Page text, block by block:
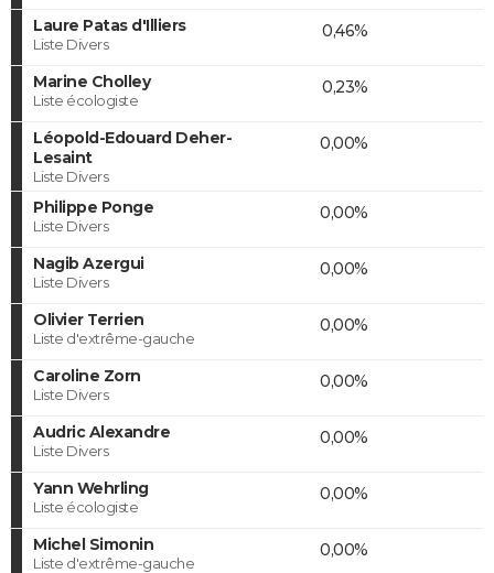
Laure Patas d'Illiers
Liste Divers
0,46%
Marine Cholley
Liste écologiste
0,23%
Léopold-Edouard Deher-
Lesaint
Liste Divers
0,00%
Philippe Ponge
Liste Divers
0,00%
Nagib Azergui
Liste Divers
0,00%
Olivier Terrien
Liste d'extrême-gauche
0,00%
Caroline Zorn
Liste Divers
0,00%
Audric Alexandre
Liste Divers
0,00%
Yann Wehrling
Liste écologiste
0,00%
Michel Simonin
Liste d'extrême-gauche
0,00%